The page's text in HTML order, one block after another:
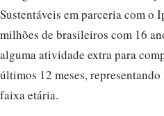
Sustentáveis em parceria com o
milhões de brasileiros com 16
alguma atividade extra para
últimos 12 meses,
faixa etária.